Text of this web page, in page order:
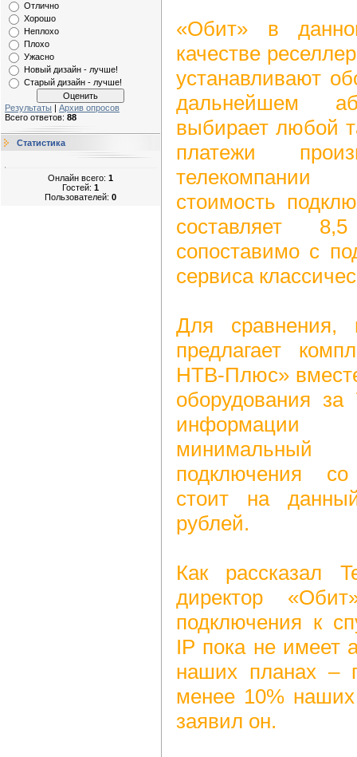
Отлично
Хорошо
Неплохо
Плохо
Ужасно
Новый дизайн - лучше!
Старый дизайн - лучше!
Результаты | Архив опросов
Всего ответов: 88
Статистика
Онлайн всего: 1
Гостей: 1
Пользователей: 0
«Обит» в
качестве
устанавливают
дальнейшем
выбирает любой
платежи
стоимость
составляет
сопоставимо с
сервиса
Для сравнения,
предлагает
НТВ-Плюс»
оборудования
информации
подключения
стоит на
рублей.
Как рассказал
директор
подключения к
IP пока не имеет
наших планах –
менее 10%
заявил он.